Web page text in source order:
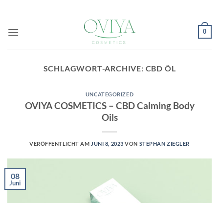
springen
0
SCHLAGWORT-ARCHIVE: CBD ÖL
UNCATEGORIZED
OVIYA COSMETICS – CBD Calming Body
Oils
VERÖFFENTLICHT AM JUNI 8, 2023 VON STEPHAN ZIEGLER
08
Juni